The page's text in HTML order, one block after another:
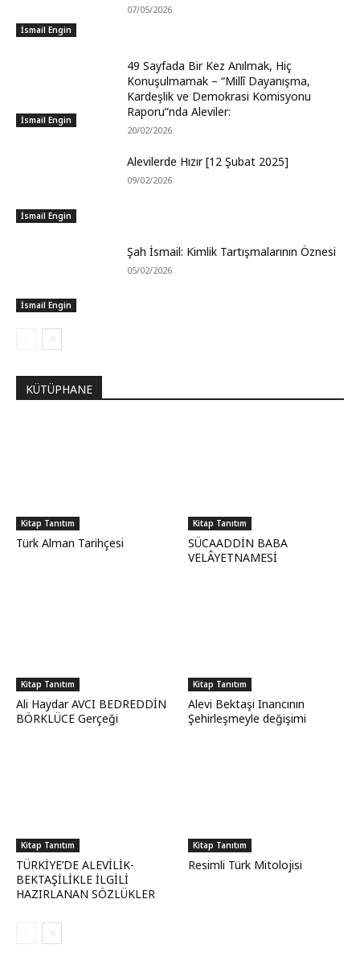
İsmail Engin
07/05/2026
İsmail Engin
49 Sayfada Bir Kez Anılmak, Hiç
Konuşulmamak – “Millî Dayanışma,
Kardeşlik ve Demokrasi Komisyonu
Raporu”nda Aleviler:
20/02/2026
İsmail Engin
Alevilerde Hızır [12 Şubat 2025]
09/02/2026
İsmail Engin
Şah İsmail: Kimlik Tartışmalarının Öznesi
05/02/2026
KÜTÜPHANE
Kitap Tanıtım
Türk Alman Tarihçesi
Kitap Tanıtım
SÜCAADDİN BABA
VELÂYETNAMESİ
Kitap Tanıtım
Ali Haydar AVCI BEDREDDİN
BÖRKLÜCE Gerçeği
Kitap Tanıtım
Alevi Bektaşi Inancının
Şehirleşmeyle değişimi
Kitap Tanıtım
TÜRKİYE’DE ALEVİLİK-
BEKTAŞİLİKLE İLGİLİ
HAZIRLANAN SÖZLÜKLER
Kitap Tanıtım
Resimli Türk Mitolojisi